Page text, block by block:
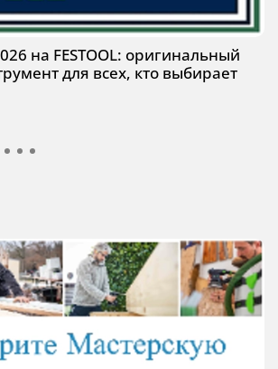
на FESTOOL: оригинальный
для всех, кто выбирает